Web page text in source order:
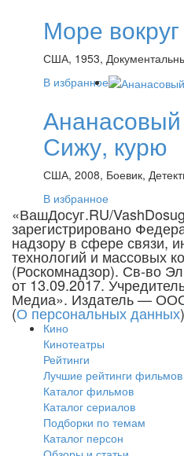
Море
США, 1953,
В избранное
Ананасовый
Сижу, курю
США, 2008, Боевик,
В избранное
«ВашДосуг.RU/
зарегистрировано
надзору в сфере связи,
технологий и массовых
(Роскомнадзор). Св-во
от 13.09.2017.
Медиа». Издатель —
(О персональных данных)
Кино
Кинотеатры
Рейтинги
Лучшие рейтинги фильмов
Каталог фильмов
Каталог сериалов
Подборки по темам
Каталог персон